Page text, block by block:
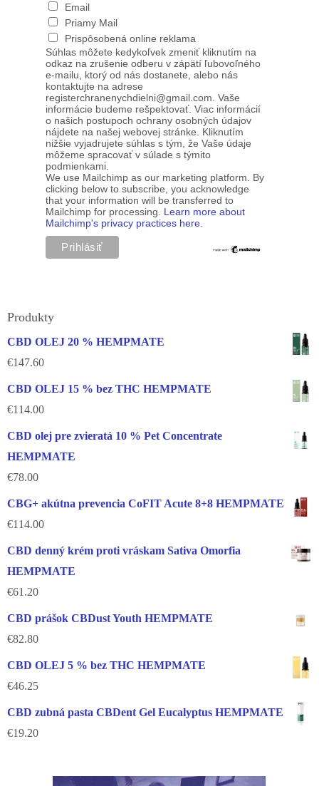
Email
Priamy Mail
Prispôsobená online reklama
Súhlas môžete kedykoľvek zmeniť kliknutím na
odkaz na zrušenie odberu v zápätí ľubovoľného
e-mailu, ktorý od nás dostanete, alebo nás
kontaktujte na adrese
registerchranenychdielni@gmail.com. Vaše
informácie budeme rešpektovať. Viac informácií
o našich postupoch ochrany osobných údajov
nájdete na našej webovej stránke. Kliknutím
nižšie vyjadrujete súhlas s tým, že Vaše údaje
môžeme spracovať v súlade s týmito
podmienkami.
We use Mailchimp as our marketing platform. By
clicking below to subscribe, you acknowledge
that your information will be transferred to
Mailchimp for processing. Learn more about
Mailchimp's privacy practices here.
Produkty
CBD OLEJ 20 % HEMPMATE
€147.60
CBD OLEJ 15 % bez THC HEMPMATE
€114.00
CBD olej pre zvieratá 10 % Pet Concentrate
HEMPMATE
€78.00
CBG+ akútna prevencia CoFIT Acute 8+8 HEMPMATE
€114.00
CBD denný krém proti vráskam Sativa Omorfia
HEMPMATE
€61.20
CBD prášok CBDust Youth HEMPMATE
€82.80
CBD OLEJ 5 % bez THC HEMPMATE
€46.25
CBD zubná pasta CBDent Gel Eucalyptus HEMPMATE
€19.20